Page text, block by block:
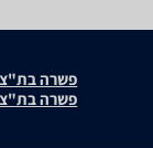
פשרה בת"צ
פשרה בת"צ